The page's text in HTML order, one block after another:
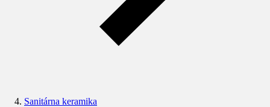
Sanitárna keramika